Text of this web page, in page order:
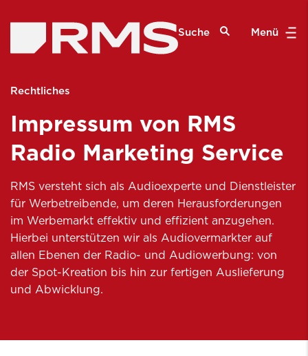
Suche Menü
Rechtliches
Impressum von RMS
Radio Marketing Service
RMS versteht sich als Audioexperte und Dienstleister
für Werbetreibende, um deren Herausforderungen
im Werbemarkt effektiv und effizient anzugehen.
Hierbei unterstützen wir als Audiovermarkter auf
allen Ebenen der Radio- und Audiowerbung: von
der Spot-Kreation bis hin zur fertigen Auslieferung
und Abwicklung.